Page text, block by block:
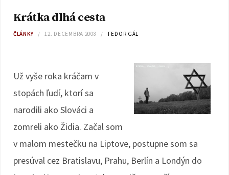
o
b
e
Krátka dlhá cesta
ČLÁNKY 12. DECEMBRA 2008 FEDOR GÁL
Už vyše roka kráčam v
stopách ľudí, ktorí sa
narodili ako Slováci a
zomreli ako Židia. Začal som
v malom mestečku na Liptove, postupne som sa
presúval cez Bratislavu, Prahu, Berlín a Londýn do